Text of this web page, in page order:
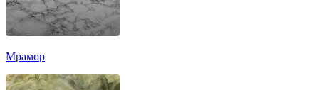
Мрамор